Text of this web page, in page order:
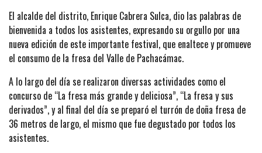
El alcalde del distrito, Enrique Cabrera Sulca, dio las palabras de
bienvenida a todos los asistentes, expresando su orgullo por una
nueva edición de este importante festival, que enaltece y promueve
el consumo de la fresa del Valle de Pachacámac.
A lo largo del día se realizaron diversas actividades como el
concurso de “La fresa más grande y deliciosa”, “La fresa y sus
derivados”, y al final del día se preparó el turrón de doña fresa de
36 metros de largo, el mismo que fue degustado por todos los
asistentes.